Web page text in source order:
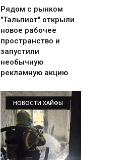
Рядом с рынком
"Тальпиот" открыли
новое рабочее
пространство и
запустили
необычную
рекламную акцию
НОВОСТИ ХАЙФЫ